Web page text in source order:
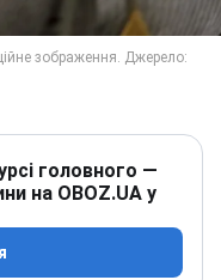
головного —
на OBOZ.UA у